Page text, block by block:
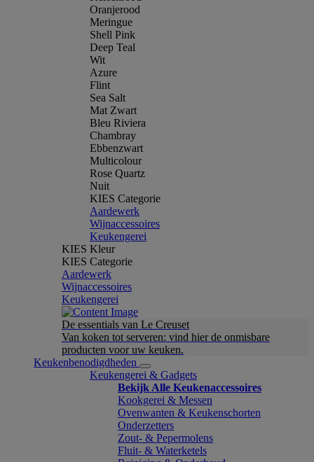
Oranjerood
Meringue
Shell Pink
Deep Teal
Wit
Azure
Flint
Sea Salt
Mat Zwart
Bleu Riviera
Chambray
Ebbenzwart
Multicolour
Rose Quartz
Nuit
KIES Categorie
Aardewerk
Wijnaccessoires
Keukengerei
KIES Kleur
KIES Categorie
Aardewerk
Wijnaccessoires
Keukengerei
De essentials van Le Creuset
Van koken tot serveren: vind hier de onmisbare
producten voor uw keuken.
Keukenbenodigdheden
Keukengerei & Gadgets
Bekijk Alle Keukenaccessoires
Kookgerei & Messen
Ovenwanten & Keukenschorten
Onderzetters
Zout- & Pepermolens
Fluit- & Waterketels